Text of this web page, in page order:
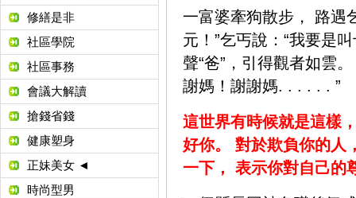
修繕是非
社區學院
社區事務
會議大解讀
搶錢省錢
健康塑身
正妹美女 ◄
時尚型男
一富婆牽狗散步， 路遇
元！”乞丐說：“我要是
聲“爸”， 引得觀者如雲
謝媽！謝謝媽. . . . . . ”
這世界有時候就是這樣
好你。 對於欺負你的人
一下， 表示你對自己的